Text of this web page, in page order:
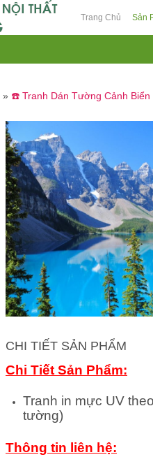
Trang Chủ Sản
» ☎️ Tranh Dán Tường Cảnh Biển
CHI TIẾT SẢN PHẨM
Chi Tiết Sản Phẩm:
Tranh in mực UV
tường)
Thông tin liên hệ: